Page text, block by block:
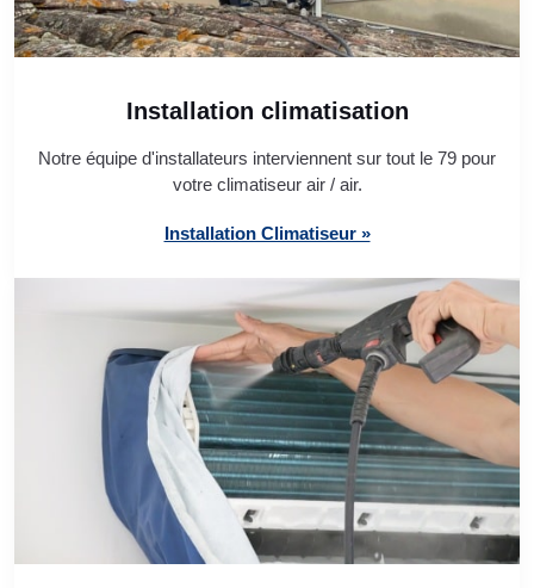
Installation climatisation
Notre équipe d'installateurs interviennent sur tout le 79 pour
votre climatiseur air / air.
Installation Climatiseur »